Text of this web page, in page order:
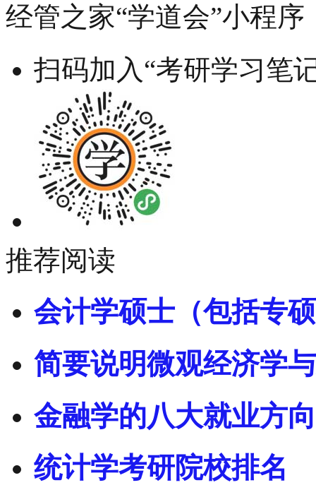
经管之家“学道会”小程序
扫码加入“考研学习笔
推荐阅读
会计学硕士（包括专
简要说明微观经济学
金融学的八大就业方
统计学考研院校排名